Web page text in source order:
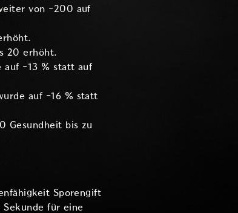
von -200 auf
20 erhöht.
auf -13 % statt auf
auf -16 % statt
Gesundheit bis zu
Sporengift
für eine